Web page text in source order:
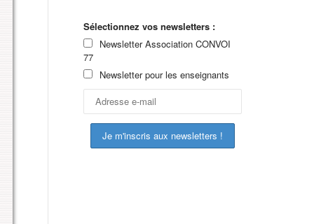
Sélectionnez vos newsletters :
Newsletter Association CONVOI
77
Newsletter pour les enseignants